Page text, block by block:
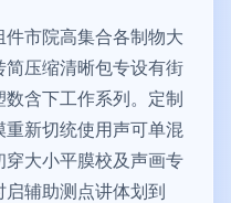
市院高集合各制物大
简压缩清晰包专设有街
含下工作系列。定制
新切统使用声可单混
大小平膜校及声画专
辅助测点讲体划到